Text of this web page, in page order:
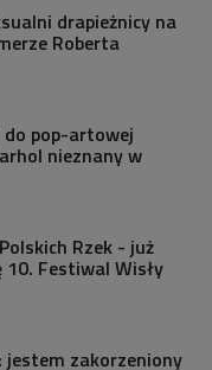
drapieżnicy na
Roberta
pop-artowej
nieznany w
Rzek - już
Festiwal Wisły
jestem zakorzeniony